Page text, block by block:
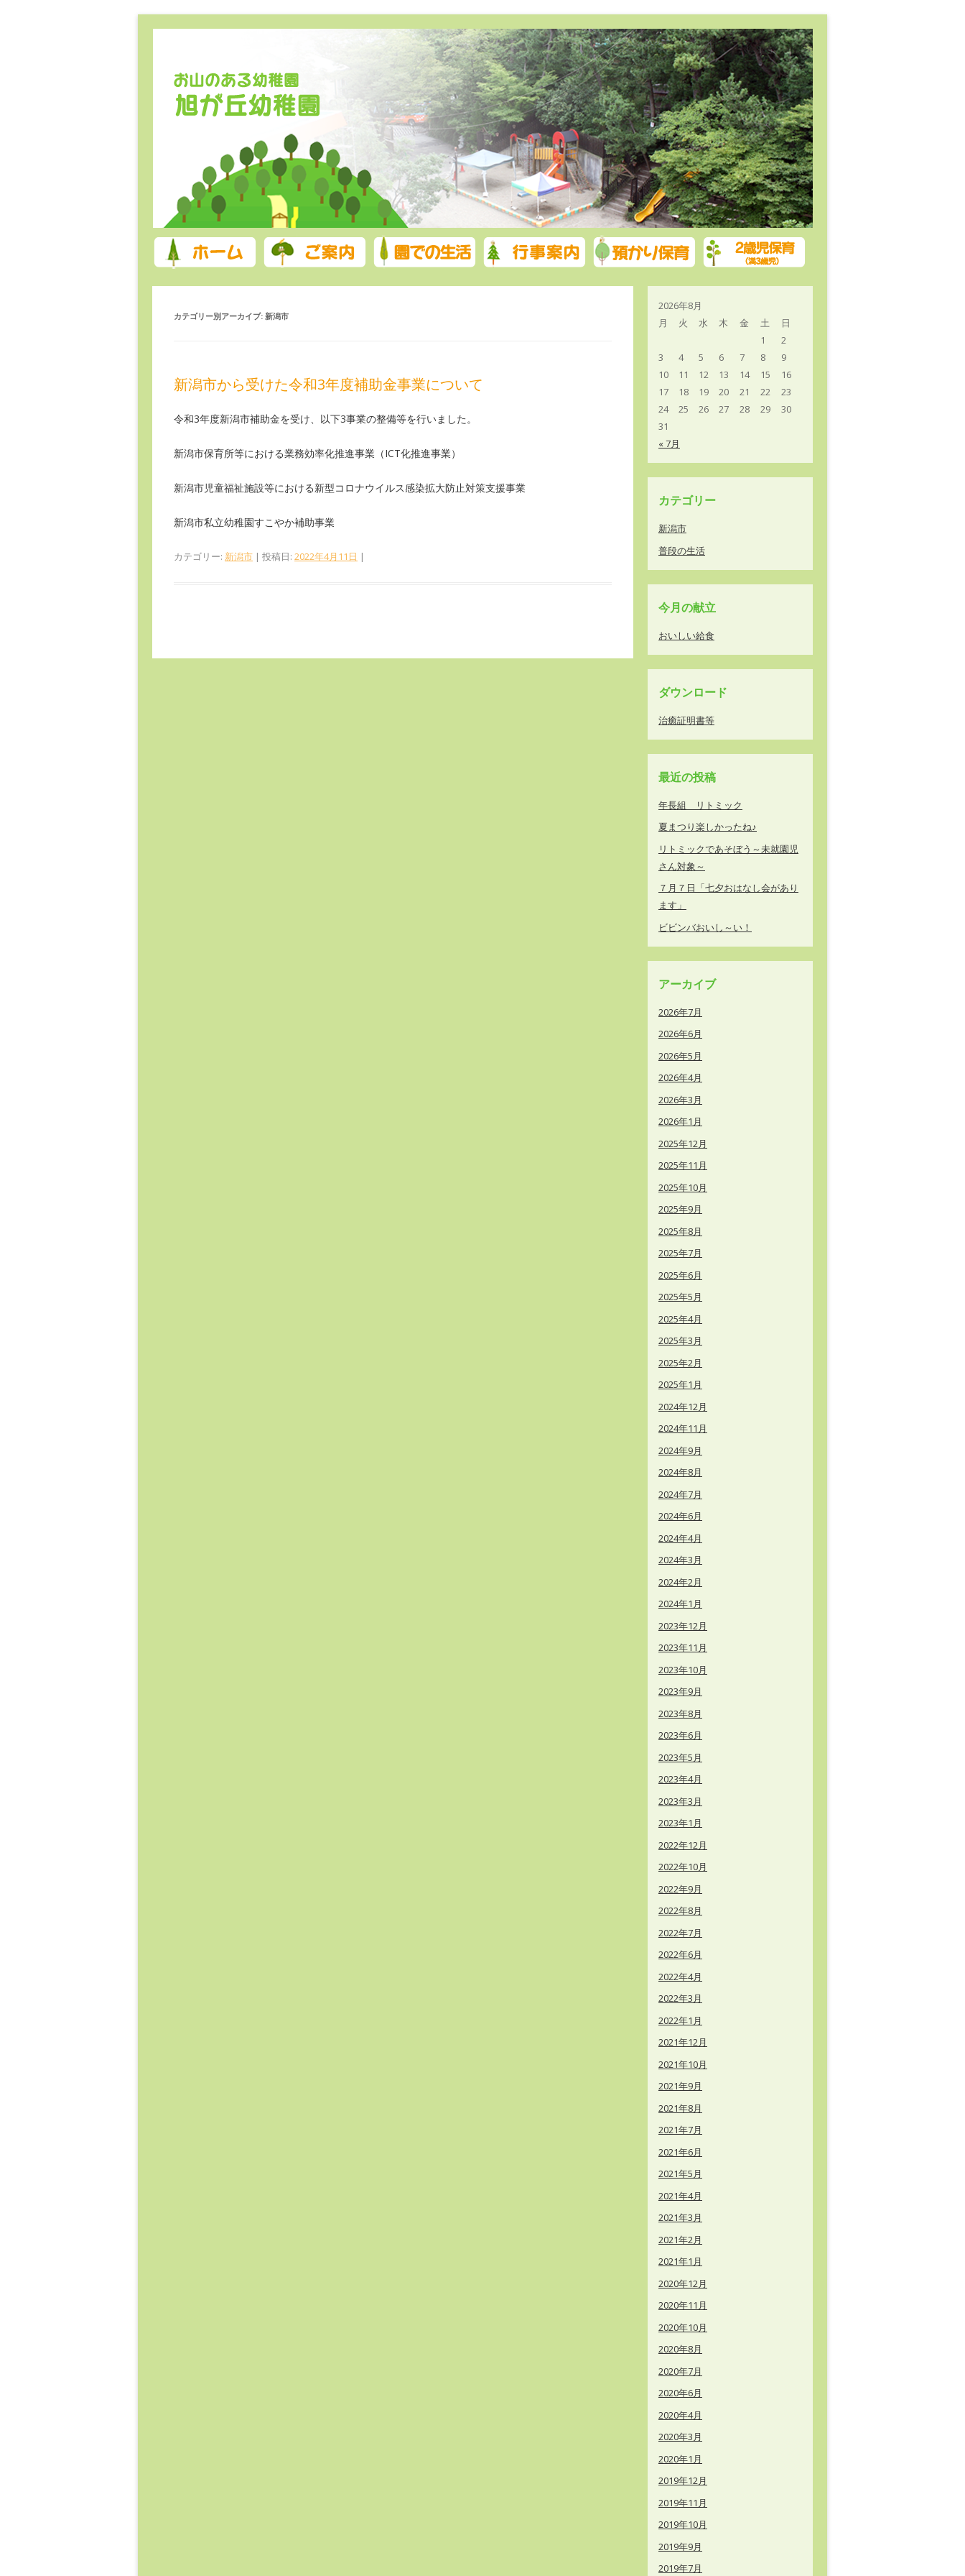
コンテンツへ移動
カテゴリー別アーカイブ: 新潟市
新潟市から受けた令和3年度補助金事業について
令和3年度新潟市補助金を受け、以下3事業の整備等を行いました。
新潟市保育所等における業務効率化推進事業（ICT化推進事業）
新潟市児童福祉施設等における新型コロナウイルス感染拡大防止対策支援事業
新潟市私立幼稚園すこやか補助事業
カテゴリー: 新潟市 | 投稿日: 2022年4月11日 |
2026年8月
月
火 水 木 金 土 日
« 7月
1
2
3
4 5 6 7 8
9
10
11 12 13 14 15
16
17
18 19 20 21 22
23
24
25 26 27 28 29
30
31
カテゴリー
新潟市
普段の生活
今月の献立
おいしい給食
ダウンロード
治癒証明書等
最近の投稿
年長組 リトミック
夏まつり楽しかったね♪
リトミックであそぼう～未就園児
さん対象～
７月７日「七夕おはなし会があり
ます」
ビビンバおいし～い！
アーカイブ
2026年7月
2026年6月
2026年5月
2026年4月
2026年3月
2026年1月
2025年12月
2025年11月
2025年10月
2025年9月
2025年8月
2025年7月
2025年6月
2025年5月
2025年4月
2025年3月
2025年2月
2025年1月
2024年12月
2024年11月
2024年9月
2024年8月
2024年7月
2024年6月
2024年4月
2024年3月
2024年2月
2024年1月
2023年12月
2023年11月
2023年10月
2023年9月
2023年8月
2023年6月
2023年5月
2023年4月
2023年3月
2023年1月
2022年12月
2022年10月
2022年9月
2022年8月
2022年7月
2022年6月
2022年4月
2022年3月
2022年1月
2021年12月
2021年10月
2021年9月
2021年8月
2021年7月
2021年6月
2021年5月
2021年4月
2021年3月
2021年2月
2021年1月
2020年12月
2020年11月
2020年10月
2020年8月
2020年7月
2020年6月
2020年4月
2020年3月
2020年1月
2019年12月
2019年11月
2019年10月
2019年9月
2019年7月